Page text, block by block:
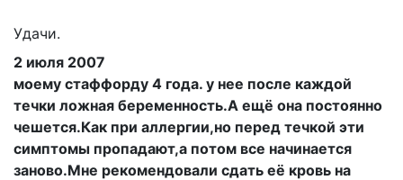
Удачи.
2 июля 2007
моему стаффорду 4 года. у нее после каждой
течки ложная беременность.А ещё она постоянно
чешется.Как при аллергии,но перед течкой эти
симптомы пропадают,а потом все начинается
заново.Мне рекомендовали сдать её кровь на